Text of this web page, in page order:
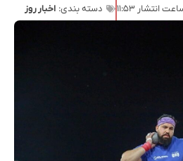
انتشار ۱۱:۵۳ دسته بندی: اخبار روز